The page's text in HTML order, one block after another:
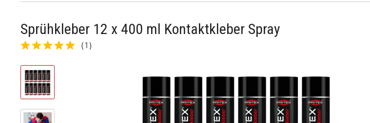
Sprühkleber 12 x 400 ml Kontaktkleber Spray
(1)